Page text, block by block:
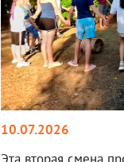
10.07.2026